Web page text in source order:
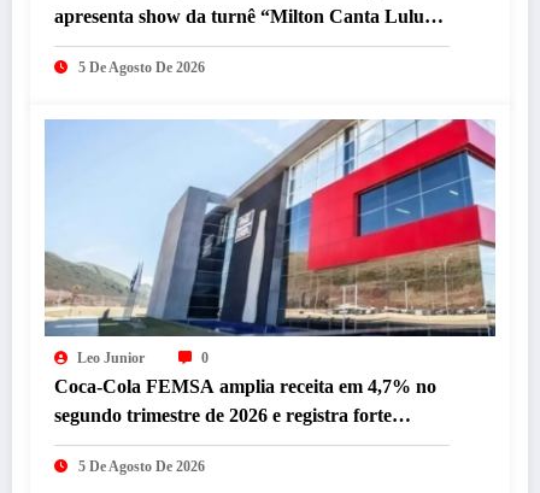
apresenta show da turnê “Milton Canta Lulu”
em BH
5 De Agosto De 2026
Leo Junior 0
Coca-Cola FEMSA amplia receita em 4,7% no
segundo trimestre de 2026 e registra forte
desempenho da operação brasileira
5 De Agosto De 2026